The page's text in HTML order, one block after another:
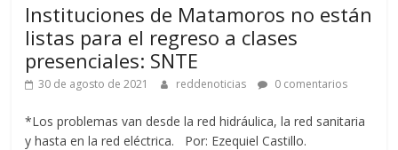
Instituciones de Matamoros no están
listas para el regreso a clases
presenciales: SNTE
30 de agosto de 2021 reddenoticias 0 comentarios
*Los problemas van desde la red hidráulica, la red sanitaria
y hasta en la red eléctrica. Por: Ezequiel Castillo.